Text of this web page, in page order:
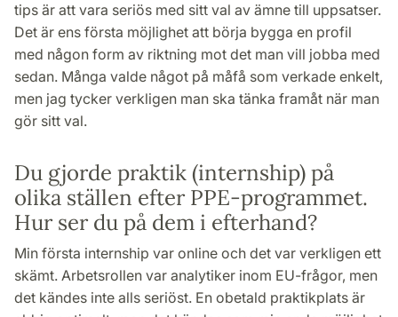
tips är att vara seriös med sitt val av ämne till uppsatser.
Det är ens första möjlighet att börja bygga en profil
med någon form av riktning mot det man vill jobba med
sedan. Många valde något på måfå som verkade enkelt,
men jag tycker verkligen man ska tänka framåt när man
gör sitt val.
Du gjorde praktik (internship) på
olika ställen efter PPE-programmet.
Hur ser du på dem i efterhand?
Min första internship var online och det var verkligen ett
skämt. Arbetsrollen var analytiker inom EU-frågor, men
det kändes inte alls seriöst. En obetald praktikplats är